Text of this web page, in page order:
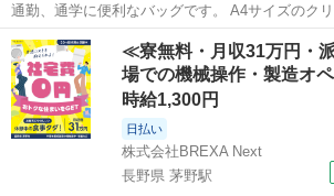
通勤、通学に便利なバッグです。 A4サイズのクリ
す。 中古品になりますのでご了承いただける方にお譲りしたいです。
中に汚れ等あります。 100円ですので気にされな
す。 こちらの指定する場...
富山 富山市 東新庄駅 バッグ ホワ
≪寮無料・月収31万円・
場での機械操作・製造オ
時給1,300円
日払い
株式会社BREXA Next
長野県 茅野駅